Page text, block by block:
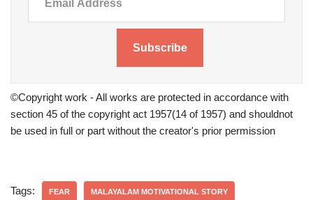
Subscribe
©Copyright work - All works are protected in accordance with
section 45 of the copyright act 1957(14 of 1957) and shouldnot
be used in full or part without the creator's prior permission
Tags: FEAR MALAYALAM MOTIVATIONAL STORY